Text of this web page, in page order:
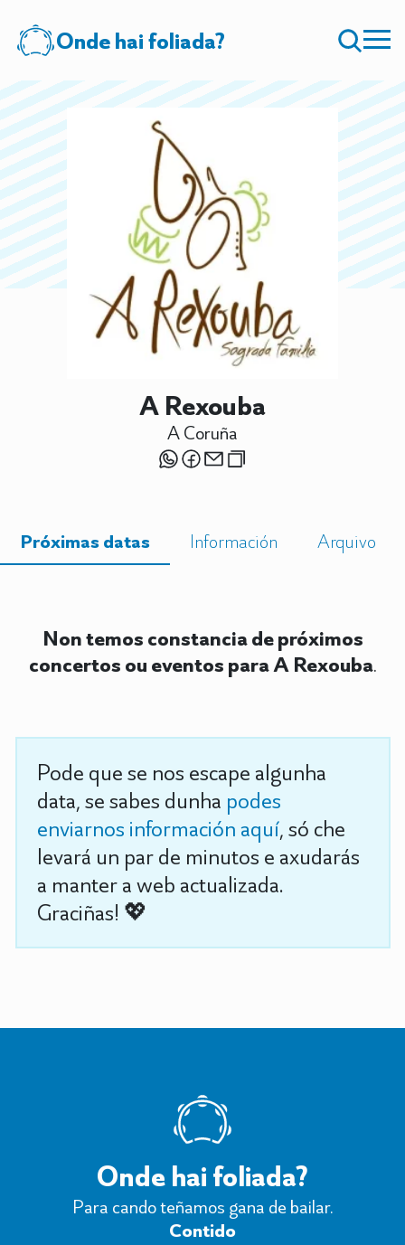
Onde hai foliada?
A Rexouba
A Coruña
Próximas datas Información Arquivo
Non temos constancia de próximos
concertos ou eventos para A Rexouba.
Pode que se nos escape algunha
data, se sabes dunha podes
enviarnos información aquí, só che
levará un par de minutos e axudarás
a manter a web actualizada.
Graciñas! 💖
Onde hai foliada?
Para cando teñamos gana de bailar.
Contido